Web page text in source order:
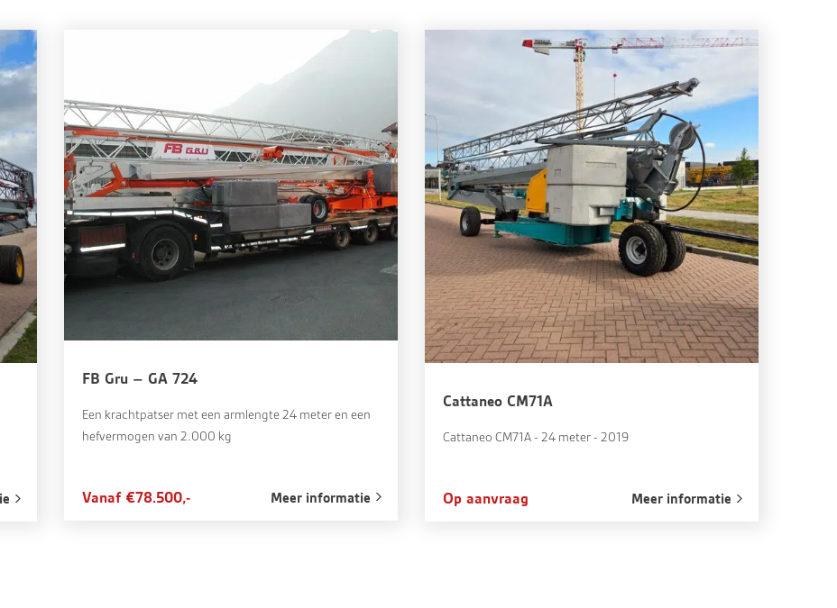
FB Gru – GA 724
Een krachtpatser met een armlengte 24 meter en een
hefvermogen van 2.000 kg
Vanaf €78.500,- Meer informatie
Cattaneo CM71A
Cattaneo CM71A - 24 meter - 2019
Op aanvraag Meer informatie